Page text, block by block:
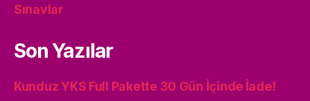
Sınavlar
Son Yazılar
Kunduz YKS Full Pakette 30 Gün İçinde İade!